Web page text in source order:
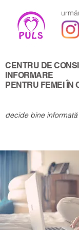
CENTRU DE
INFORMARE
PENTRU FEMEI ÎN
decide bine informată